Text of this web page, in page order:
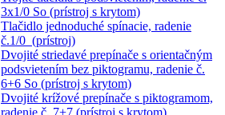
3x1/0 So (prístroj s krytom)
Tlačidlo jednoduché spínacie, radenie
č.1/0 (prístroj)
Dvojité striedavé prepínače s orientačným
podsvietením bez piktogramu, radenie č.
6+6 So (prístroj s krytom)
Dvojité krížové prepínače s piktogramom,
radenie č. 7+7 (prístroj s krytom)